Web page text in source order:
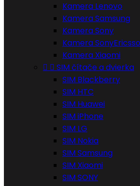
Kamera Lenovo
Kamera Samsung
Kamera Sony
Kamera
Kamera Xiaomi
  SIM čítače a dvierka
SIM Blackberry
SIM HTC
SIM Huawei
SIM iPhone
SIM LG
SIM Nokia
SIM Samsung
SIM Xiaomi
SIM SONY